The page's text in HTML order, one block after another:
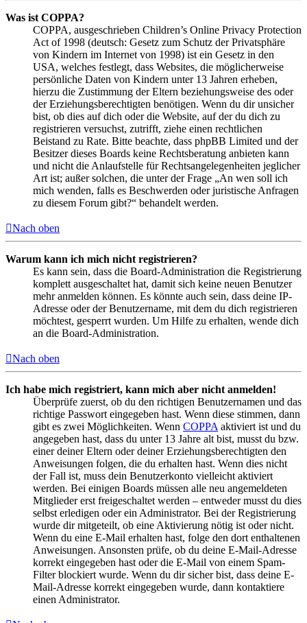
Was ist COPPA?
COPPA, ausgeschrieben Children’s Online Privacy Protection
Act of 1998 (deutsch: Gesetz zum Schutz der Privatsphäre
von Kindern im Internet von 1998) ist ein Gesetz in den
USA, welches festlegt, dass Websites, die möglicherweise
persönliche Daten von Kindern unter 13 Jahren erheben,
hierzu die Zustimmung der Eltern beziehungsweise des oder
der Erziehungsberechtigten benötigen. Wenn du dir unsicher
bist, ob dies auf dich oder die Website, auf der du dich zu
registrieren versuchst, zutrifft, ziehe einen rechtlichen
Beistand zu Rate. Bitte beachte, dass phpBB Limited und der
Besitzer dieses Boards keine Rechtsberatung anbieten kann
und nicht die Anlaufstelle für Rechtsangelegenheiten jeglicher
Art ist; außer solchen, die unter der Frage „An wen soll ich
mich wenden, falls es Beschwerden oder juristische Anfragen
zu diesem Forum gibt?“ behandelt werden.
Nach oben
Warum kann ich mich nicht registrieren?
Es kann sein, dass die Board-Administration die Registrierung
komplett ausgeschaltet hat, damit sich keine neuen Benutzer
mehr anmelden können. Es könnte auch sein, dass deine IP-
Adresse oder der Benutzername, mit dem du dich registrieren
möchtest, gesperrt wurden. Um Hilfe zu erhalten, wende dich
an die Board-Administration.
Nach oben
Ich habe mich registriert, kann mich aber nicht anmelden!
Überprüfe zuerst, ob du den richtigen Benutzernamen und das
richtige Passwort eingegeben hast. Wenn diese stimmen, dann
gibt es zwei Möglichkeiten. Wenn COPPA aktiviert ist und du
angegeben hast, dass du unter 13 Jahre alt bist, musst du bzw.
einer deiner Eltern oder deiner Erziehungsberechtigten den
Anweisungen folgen, die du erhalten hast. Wenn dies nicht
der Fall ist, muss dein Benutzerkonto vielleicht aktiviert
werden. Bei einigen Boards müssen alle neu angemeldeten
Mitglieder erst freigeschaltet werden – entweder musst du dies
selbst erledigen oder ein Administrator. Bei der Registrierung
wurde dir mitgeteilt, ob eine Aktivierung nötig ist oder nicht.
Wenn du eine E-Mail erhalten hast, folge den dort enthaltenen
Anweisungen. Ansonsten prüfe, ob du deine E-Mail-Adresse
korrekt eingegeben hast oder die E-Mail von einem Spam-
Filter blockiert wurde. Wenn du dir sicher bist, dass deine E-
Mail-Adresse korrekt eingegeben wurde, dann kontaktiere
einen Administrator.